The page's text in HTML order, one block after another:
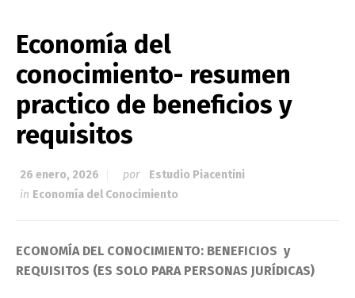
Economía del
conocimiento- resumen
practico de beneficios y
requisitos
26 enero, 2026 por
Estudio Piacentini
in Economía del Conocimiento
ECONOMÍA DEL CONOCIMIENTO: BENEFICIOS y
REQUISITOS (ES SOLO PARA PERSONAS JURÍDICAS)